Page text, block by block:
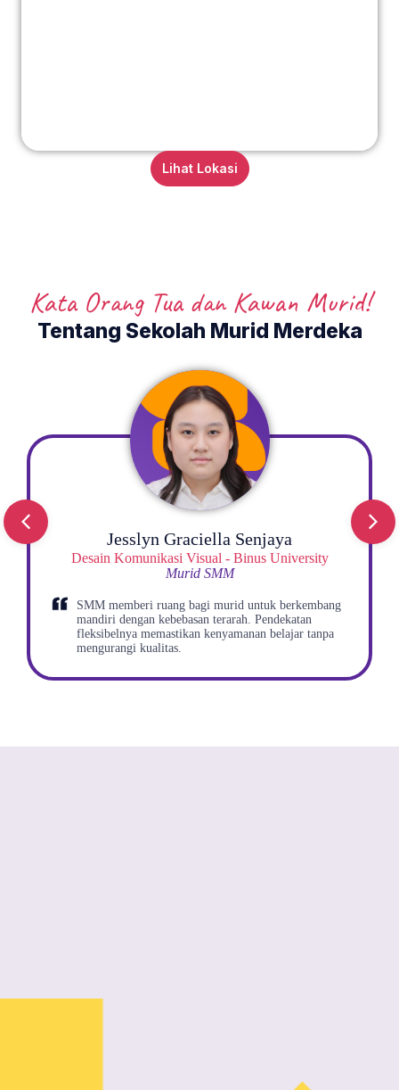
Lihat Lokasi
Kata Orang Tua dan Kawan Murid!
Tentang Sekolah Murid Merdeka
Arrayan Muhammad Pasha​
SAPPK - Institut Teknologi Bandung​
menyenangkan, karena pembelajaran dan gurunya
memahami kebutuhan kami sebagai murid.